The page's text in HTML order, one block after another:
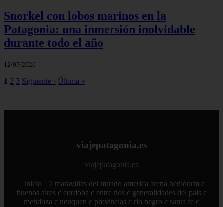
Snorkel con lobos marinos en la
Patagonia: una inmersión inolvidable
durante todo el año
12/07/2026
1 2 3 Siguiente › Última »
viajepatagonia.es
viajepatagonia.es
Inicio 7 maravillas del mundo america arena benidorm c
buenos aires c cordoba c entre rios c generalidades del pais c
mendoza c neuquen c provincias c rio negro c santa fe c